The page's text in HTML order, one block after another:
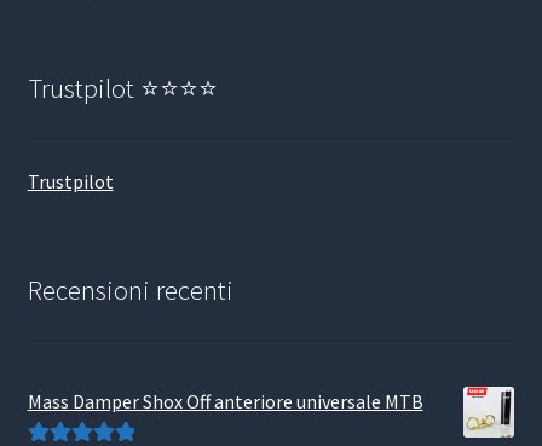
Trustpilot ⭐⭐⭐⭐
Trustpilot
Recensioni recenti
Mass Damper Shox Off anteriore universale MTB